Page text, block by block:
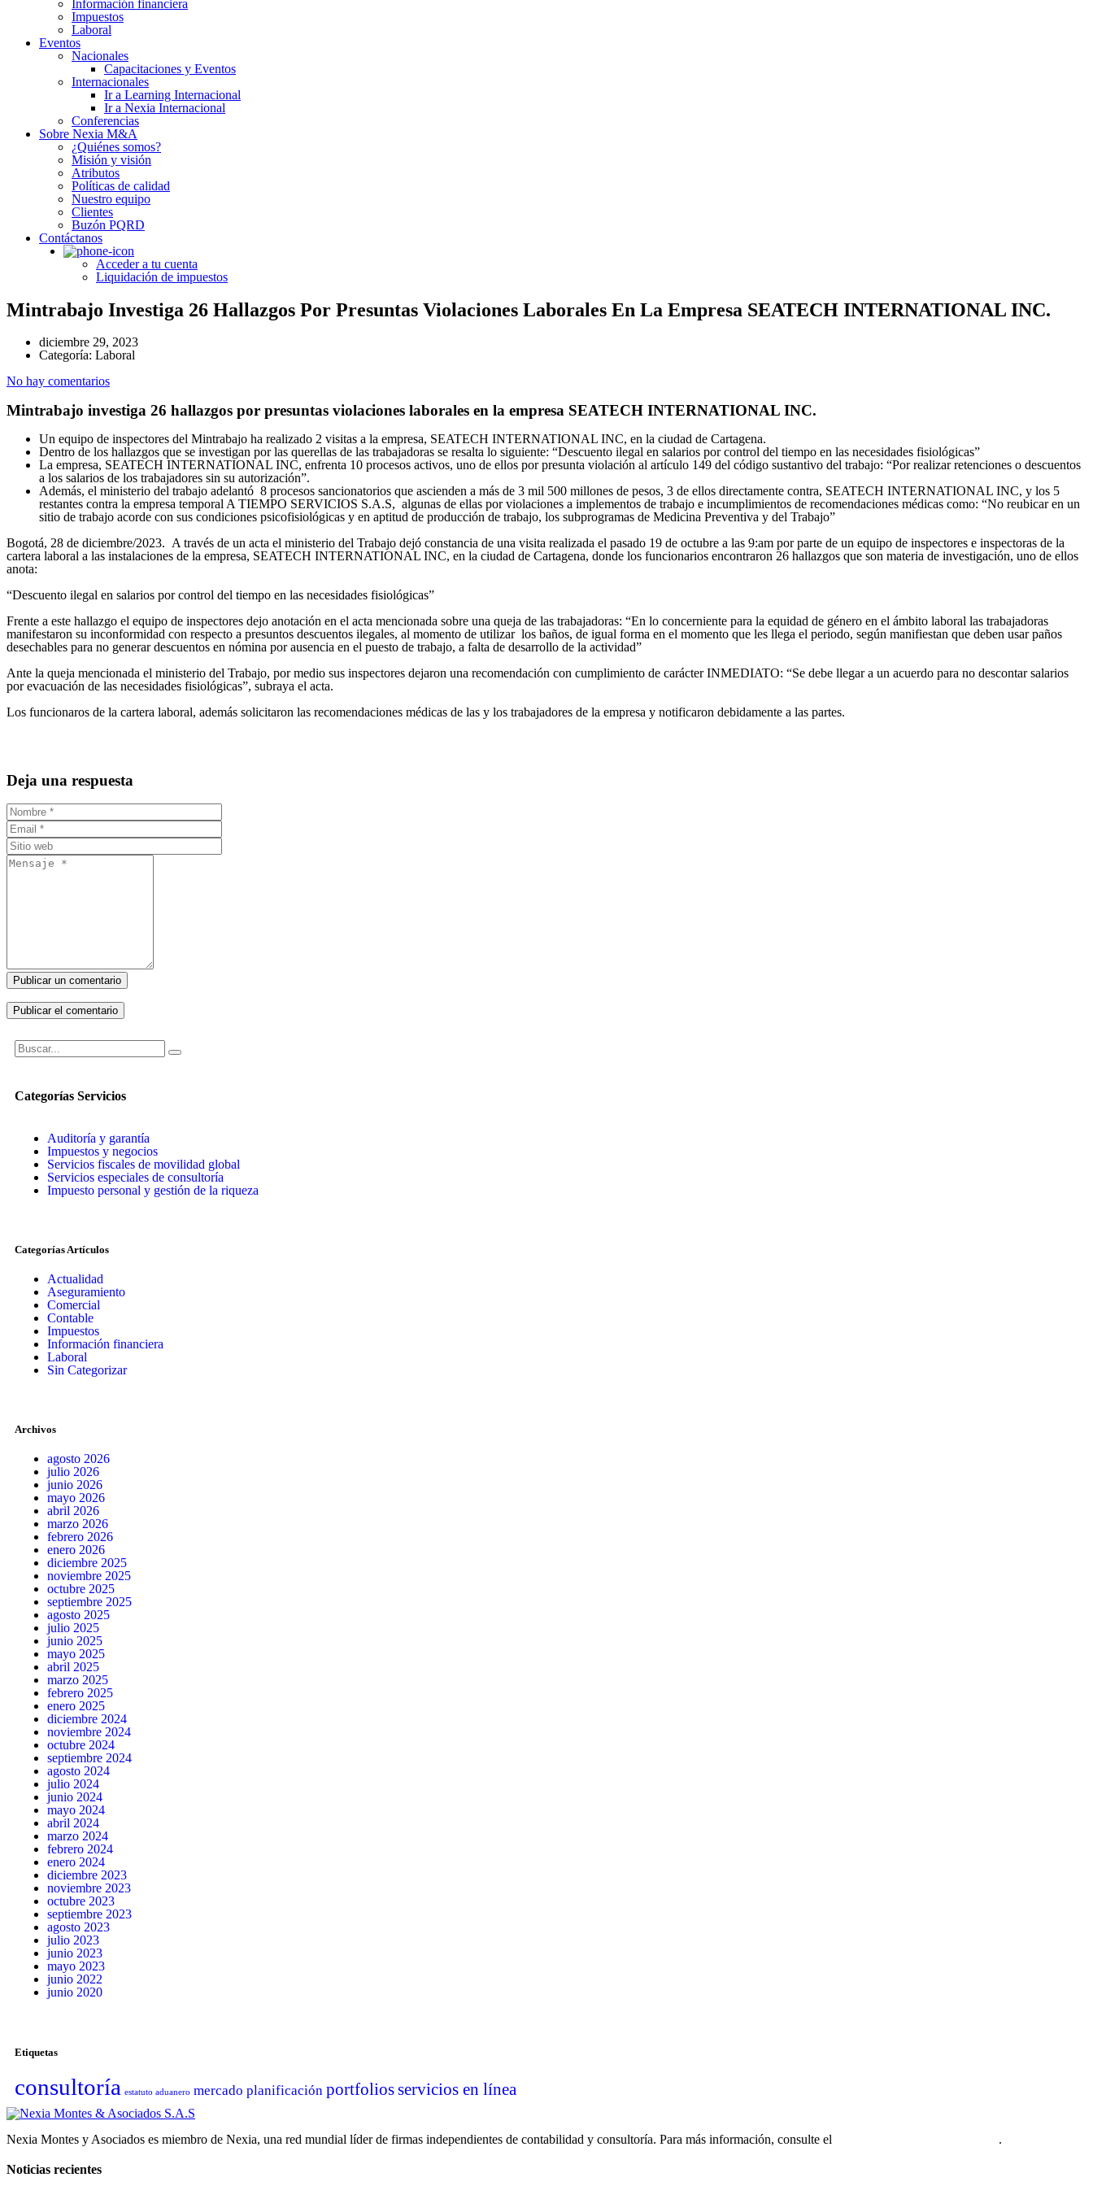
Información financiera
Impuestos
Laboral
Eventos
Nacionales
Capacitaciones y Eventos
Internacionales
Ir a Learning Internacional
Ir a Nexia Internacional
Conferencias
Sobre Nexia M&A
¿Quiénes somos?
Misión y visión
Atributos
Políticas de calidad
Nuestro equipo
Clientes
Buzón PQRD
Contáctanos
Acceder a tu cuenta
Liquidación de impuestos
Mintrabajo Investiga 26 Hallazgos Por Presuntas Violaciones Laborales En La Empresa SEATECH INTERNATIONAL INC.
diciembre 29, 2023
Categoría: Laboral
No hay comentarios
Mintrabajo investiga 26 hallazgos por presuntas violaciones laborales en la empresa SEATECH INTERNATIONAL INC.
Un equipo de inspectores del Mintrabajo ha realizado 2 visitas a la empresa, SEATECH INTERNATIONAL INC, en la ciudad de Cartagena.
Dentro de los hallazgos que se investigan por las querellas de las trabajadoras se resalta lo siguiente: “Descuento ilegal en salarios por control del tiempo en las necesidades fisiológicas”
La empresa, SEATECH INTERNATIONAL INC, enfrenta 10 procesos activos, uno de ellos por presunta violación al artículo 149 del código sustantivo del trabajo: “Por realizar retenciones o descuentos
a los salarios de los trabajadores sin su autorización”.
Además, el ministerio del trabajo adelantó 8 procesos sancionatorios que ascienden a más de 3 mil 500 millones de pesos, 3 de ellos directamente contra, SEATECH INTERNATIONAL INC, y los 5
restantes contra la empresa temporal A TIEMPO SERVICIOS S.A.S, algunas de ellas por violaciones a implementos de trabajo e incumplimientos de recomendaciones médicas como: “No reubicar en un
sitio de trabajo acorde con sus condiciones psicofisiológicas y en aptitud de producción de trabajo, los subprogramas de Medicina Preventiva y del Trabajo”
Bogotá, 28 de diciembre/2023. A través de un acta el ministerio del Trabajo dejó constancia de una visita realizada el pasado 19 de octubre a las 9:am por parte de un equipo de inspectores e inspectoras de la
cartera laboral a las instalaciones de la empresa, SEATECH INTERNATIONAL INC, en la ciudad de Cartagena, donde los funcionarios encontraron 26 hallazgos que son materia de investigación, uno de ellos
anota:
“Descuento ilegal en salarios por control del tiempo en las necesidades fisiológicas”
Frente a este hallazgo el equipo de inspectores dejo anotación en el acta mencionada sobre una queja de las trabajadoras: “En lo concerniente para la equidad de género en el ámbito laboral las trabajadoras
manifestaron su inconformidad con respecto a presuntos descuentos ilegales, al momento de utilizar los baños, de igual forma en el momento que les llega el periodo, según manifiestan que deben usar paños
desechables para no generar descuentos en nómina por ausencia en el puesto de trabajo, a falta de desarrollo de la actividad”
Ante la queja mencionada el ministerio del Trabajo, por medio sus inspectores dejaron una recomendación con cumplimiento de carácter INMEDIATO: “Se debe llegar a un acuerdo para no descontar salarios
por evacuación de las necesidades fisiológicas”, subraya el acta.
Los funcionaros de la cartera laboral, además solicitaron las recomendaciones médicas de las y los trabajadores de la empresa y notificaron debidamente a las partes.
Deja una respuesta
Publicar un comentario
Categorías Servicios
Auditoría y garantía
Impuestos y negocios
Servicios fiscales de movilidad global
Servicios especiales de consultoría
Impuesto personal y gestión de la riqueza
Categorías Artículos
Actualidad
Aseguramiento
Comercial
Contable
Impuestos
Información financiera
Laboral
Sin Categorizar
Archivos
agosto 2026
julio 2026
junio 2026
mayo 2026
abril 2026
marzo 2026
febrero 2026
enero 2026
diciembre 2025
noviembre 2025
octubre 2025
septiembre 2025
agosto 2025
julio 2025
junio 2025
mayo 2025
abril 2025
marzo 2025
febrero 2025
enero 2025
diciembre 2024
noviembre 2024
octubre 2024
septiembre 2024
agosto 2024
julio 2024
junio 2024
mayo 2024
abril 2024
marzo 2024
febrero 2024
enero 2024
diciembre 2023
noviembre 2023
octubre 2023
septiembre 2023
agosto 2023
julio 2023
junio 2023
mayo 2023
junio 2022
junio 2020
Etiquetas
consultoría estatuto aduanero mercado planificación portfoliosservicios en línea
Nexia Montes y Asociados es miembro de Nexia, una red mundial líder de firmas independientes de contabilidad y consultoría. Para más información, consulte el .
Noticias recientes